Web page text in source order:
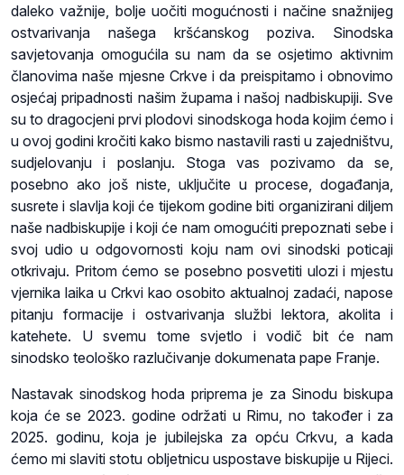
daleko važnije, bolje uočiti mogućnosti i načine snažnijeg
ostvarivanja našega kršćanskog poziva. Sinodska
savjetovanja omogućila su nam da se osjetimo aktivnim
članovima naše mjesne Crkve i da preispitamo i obnovimo
osjećaj pripadnosti našim župama i našoj nadbiskupiji. Sve
su to dragocjeni prvi plodovi sinodskoga hoda kojim ćemo i
u ovoj godini kročiti kako bismo nastavili rasti u zajedništvu,
sudjelovanju i poslanju. Stoga vas pozivamo da se,
posebno ako još niste, uključite u procese, događanja,
susrete i slavlja koji će tijekom godine biti organizirani diljem
naše nadbiskupije i koji će nam omogućiti prepoznati sebe i
svoj udio u odgovornosti koju nam ovi sinodski poticaji
otkrivaju. Pritom ćemo se posebno posvetiti ulozi i mjestu
vjernika laika u Crkvi kao osobito aktualnoj zadaći, napose
pitanju formacije i ostvarivanja službi lektora, akolita i
katehete. U svemu tome svjetlo i vodič bit će nam
sinodsko teološko razlučivanje dokumenata pape Franje.
Nastavak sinodskog hoda priprema je za Sinodu biskupa
koja će se 2023. godine održati u Rimu, no također i za
2025. godinu, koja je jubilejska za opću Crkvu, a kada
ćemo mi slaviti stotu obljetnicu uspostave biskupije u Rijeci.